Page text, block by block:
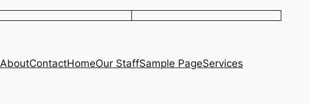
AboutContactHomeOur StaffSample PageServices